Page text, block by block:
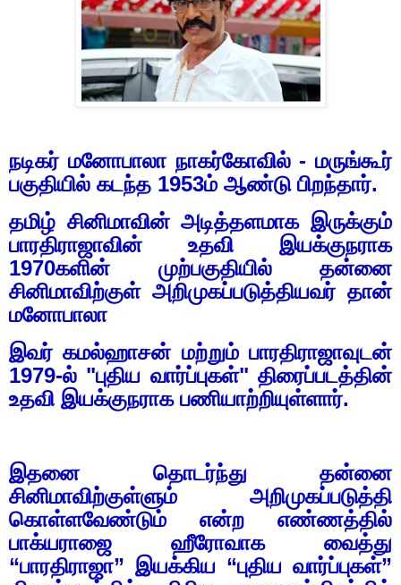
நடிகர் மனோபாலா நாகர்கோவில் - மருங்கூர்
பகுதியில் கடந்த 1953ம் ஆண்டு பிறந்தார்.
தமிழ் சினிமாவின் அடித்தளமாக இருக்கும்
பாரதிராஜாவின் உதவி இயக்குநராக
1970களின் முற்பகுதியில் தன்னை
சினிமாவிற்குள் அறிமுகப்படுத்தியவர் தான்
மனோபாலா
இவர் கமல்ஹாசன் மற்றும் பாரதிராஜாவுடன்
1979-ல் "புதிய வார்ப்புகள்" திரைப்படத்தின்
உதவி இயக்குநராக பணியாற்றியுள்ளார்.
இதனை தொடர்ந்து தன்னை
சினிமாவிற்குள்ளும் அறிமுகப்படுத்தி
கொள்ளவேண்டும் என்ற எண்ணத்தில்
பாக்யராஜை ஹீரோவாக வைத்து
“பாரதிராஜா” இயக்கிய “புதிய வார்ப்புகள்”